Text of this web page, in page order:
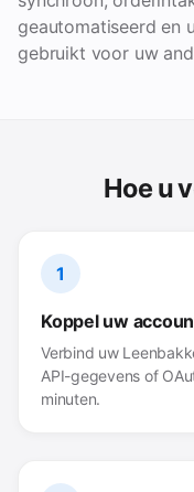
geautomatiseerd en
gebruikt voor uw
Hoe u
1
Koppel uw
Verbind uw
API-gegevens of
minuten.